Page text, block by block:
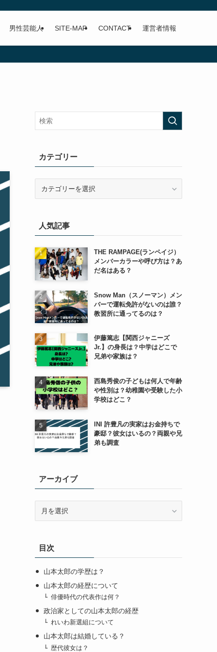
男性芸能人 SITE-MAP CONTACT 運営者情報
カテゴリー
ー人気記事
THE RAMPAGE(ランペイジ）
メンバーカラーや呼び方は？あ
だ名はある？
Snow Man（スノーマン）メン
バーで運転免許がないのは誰？
教習所に通ってるのは？
伊藤篤志【関西ジャニーズ
Jr.】の身長は？中学はどこで
兄弟や家族は？
西島秀俊の子どもは何人で年齢
や性別は？幼稚園や受験した小
学校はどこ？
INI 許豊凡の実家はお金持ちで
豪邸？彼女はいるの？両親や兄
弟も調査
アーカイブ
ブ目次
山本太郎の学歴は？
山本太郎の経歴について
俳優時代の代表作は何？
政治家としての山本太郎の経歴
れいわ新選組について
山本太郎は結婚している？
歴代彼女は？